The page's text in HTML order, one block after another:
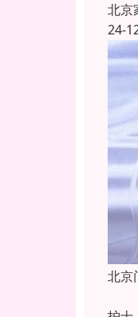
北京
24-
北京